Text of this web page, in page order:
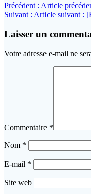
Précédent : Article
Suivant : Article suivant :
Laisser un
Votre adresse e-mail ne
Commentaire *
Nom *
E-mail *
Site web